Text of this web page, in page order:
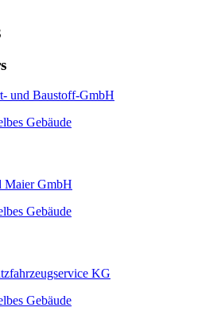
und Baustoff-GmbH
Gebäude
Maier GmbH
Gebäude
KG
Gebäude